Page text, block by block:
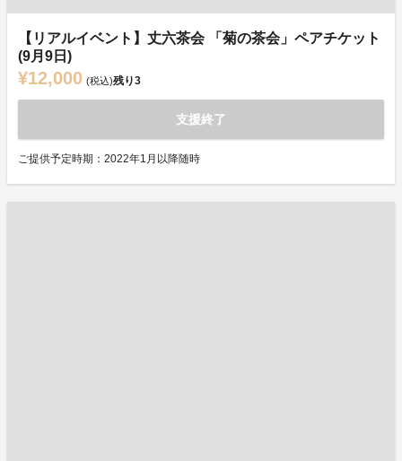
【リアルイベント】丈六茶会 「菊の茶会」ペアチケット
(9月9日)
¥12,000 (税込)残り3
支援終了
ご提供予定時期：2022年1月以降随時